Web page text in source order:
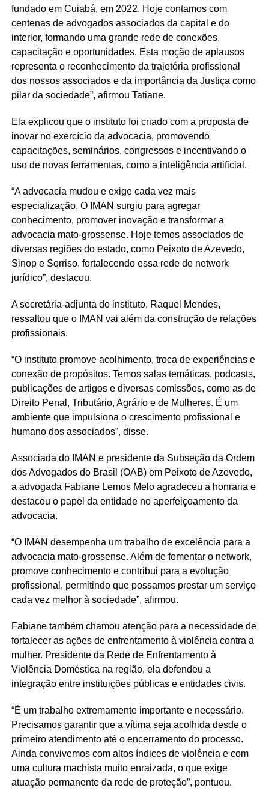
fundado em Cuiabá, em 2022. Hoje contamos com
centenas de advogados associados da capital e do
interior, formando uma grande rede de conexões,
capacitação e oportunidades. Esta moção de aplausos
representa o reconhecimento da trajetória profissional
dos nossos associados e da importância da Justiça como
pilar da sociedade”, afirmou Tatiane.
Ela explicou que o instituto foi criado com a proposta de
inovar no exercício da advocacia, promovendo
capacitações, seminários, congressos e incentivando o
uso de novas ferramentas, como a inteligência artificial.
“A advocacia mudou e exige cada vez mais
especialização. O IMAN surgiu para agregar
conhecimento, promover inovação e transformar a
advocacia mato-grossense. Hoje temos associados de
diversas regiões do estado, como Peixoto de Azevedo,
Sinop e Sorriso, fortalecendo essa rede de network
jurídico”, destacou.
A secretária-adjunta do instituto, Raquel Mendes,
ressaltou que o IMAN vai além da construção de relações
profissionais.
“O instituto promove acolhimento, troca de experiências e
conexão de propósitos. Temos salas temáticas, podcasts,
publicações de artigos e diversas comissões, como as de
Direito Penal, Tributário, Agrário e de Mulheres. É um
ambiente que impulsiona o crescimento profissional e
humano dos associados”, disse.
Associada do IMAN e presidente da Subseção da Ordem
dos Advogados do Brasil (OAB) em Peixoto de Azevedo,
a advogada Fabiane Lemos Melo agradeceu a honraria e
destacou o papel da entidade no aperfeiçoamento da
advocacia.
“O IMAN desempenha um trabalho de excelência para a
advocacia mato-grossense. Além de fomentar o network,
promove conhecimento e contribui para a evolução
profissional, permitindo que possamos prestar um serviço
cada vez melhor à sociedade”, afirmou.
Fabiane também chamou atenção para a necessidade de
fortalecer as ações de enfrentamento à violência contra a
mulher. Presidente da Rede de Enfrentamento à
Violência Doméstica na região, ela defendeu a
integração entre instituições públicas e entidades civis.
“É um trabalho extremamente importante e necessário.
Precisamos garantir que a vítima seja acolhida desde o
primeiro atendimento até o encerramento do processo.
Ainda convivemos com altos índices de violência e com
uma cultura machista muito enraizada, o que exige
atuação permanente da rede de proteção”, pontuou.